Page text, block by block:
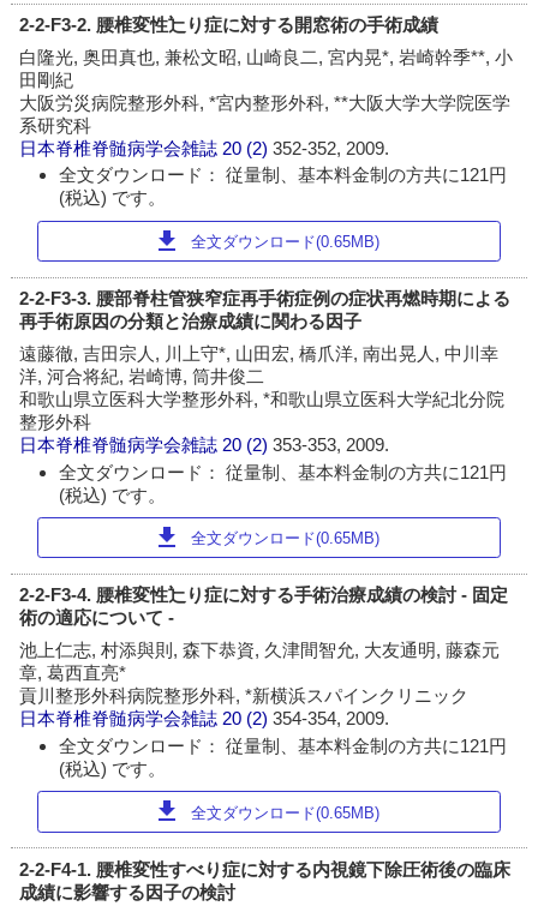
2-2-F3-2. 腰椎変性辷り症に対する開窓術の手術成績
白隆光, 奥田真也, 兼松文昭, 山崎良二, 宮内晃*, 岩崎幹季**, 小
田剛紀
大阪労災病院整形外科, *宮内整形外科, **大阪大学大学院医学
系研究科
日本脊椎脊髄病学会雑誌 20 (2)352-352, 2009.
全文ダウンロード： 従量制、基本料金制の方共に121円
(税込) です。
download 全文ダウンロード(0.65MB)
2-2-F3-3. 腰部脊柱管狭窄症再手術症例の症状再燃時期による
再手術原因の分類と治療成績に関わる因子
遠藤徹, 吉田宗人, 川上守*, 山田宏, 橋爪洋, 南出晃人, 中川幸
洋, 河合将紀, 岩崎博, 筒井俊二
和歌山県立医科大学整形外科, *和歌山県立医科大学紀北分院
整形外科
日本脊椎脊髄病学会雑誌 20 (2)353-353, 2009.
全文ダウンロード： 従量制、基本料金制の方共に121円
(税込) です。
download 全文ダウンロード(0.65MB)
2-2-F3-4. 腰椎変性辷り症に対する手術治療成績の検討 - 固定
術の適応について -
池上仁志, 村添與則, 森下恭資, 久津間智允, 大友通明, 藤森元
章, 葛西直亮*
貢川整形外科病院整形外科, *新横浜スパインクリニック
日本脊椎脊髄病学会雑誌 20 (2)354-354, 2009.
全文ダウンロード： 従量制、基本料金制の方共に121円
(税込) です。
download 全文ダウンロード(0.65MB)
2-2-F4-1. 腰椎変性すべり症に対する内視鏡下除圧術後の臨床
成績に影響する因子の検討